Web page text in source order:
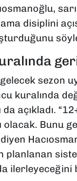
sarı-
disiplini
gelecek sezon
kuralında
açıkladı.
olacak. Bunu
planlanan
ilerleyeceğini